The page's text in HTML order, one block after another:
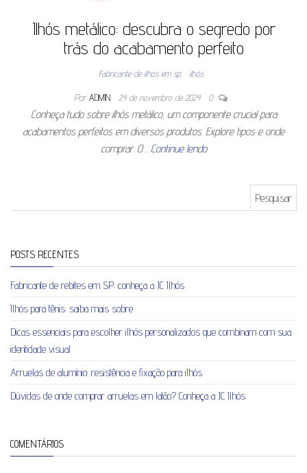
Ilhós metálico: descubra o segredo por
trás do acabamento perfeito
Fabricante de ilhos em sp ilhós
Por ADMIN 24 de novembro de 2024 0
Conheça tudo sobre ilhós metálico, um componente crucial para
acabamentos perfeitos em diversos produtos. Explore tipos e onde
comprar. O… Continue lendo
POSTS RECENTES
Fabricante de rebites em SP: conheça a JC Ilhós
Ilhós para tênis: saiba mais sobre
Dicas essenciais para escolher ilhós personalizados que combinam com sua
identidade visual
Arruelas de alumínio: resistência e fixação para ilhós
Dúvidas de onde comprar arruelas em latão? Conheça a JC Ilhós
COMENTÁRIOS